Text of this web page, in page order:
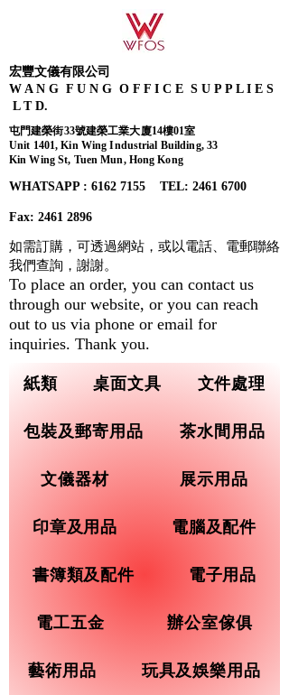
宏豐文儀有限公司
W A N G F U N G O F F I C E S U P P L I E S
L T D.
屯門建榮街33號建榮工業大廈14樓01室
Unit 1401, Kin Wing Industrial Building, 33
Kin Wing St, Tuen Mun, Hong Kong
WHATSAPP : 6162 7155​ TEL: 2461 6700
Fax: 2461 2896
紙類 桌面文具 文件處理
包裝及郵寄用品 茶水間用品
文儀器材 展示用品
印章及用品 電腦及配件
書簿類及配件 電子用品
電工五金 辦公室傢俱
藝術用品 玩具及娛樂用品
如需訂購，可透過網站，或以電話、電郵聯絡
我們查詢， 謝謝。
To place an order, you can contact us
through our website, or you can reach
out to us via phone or email for
inquiries. Thank you.